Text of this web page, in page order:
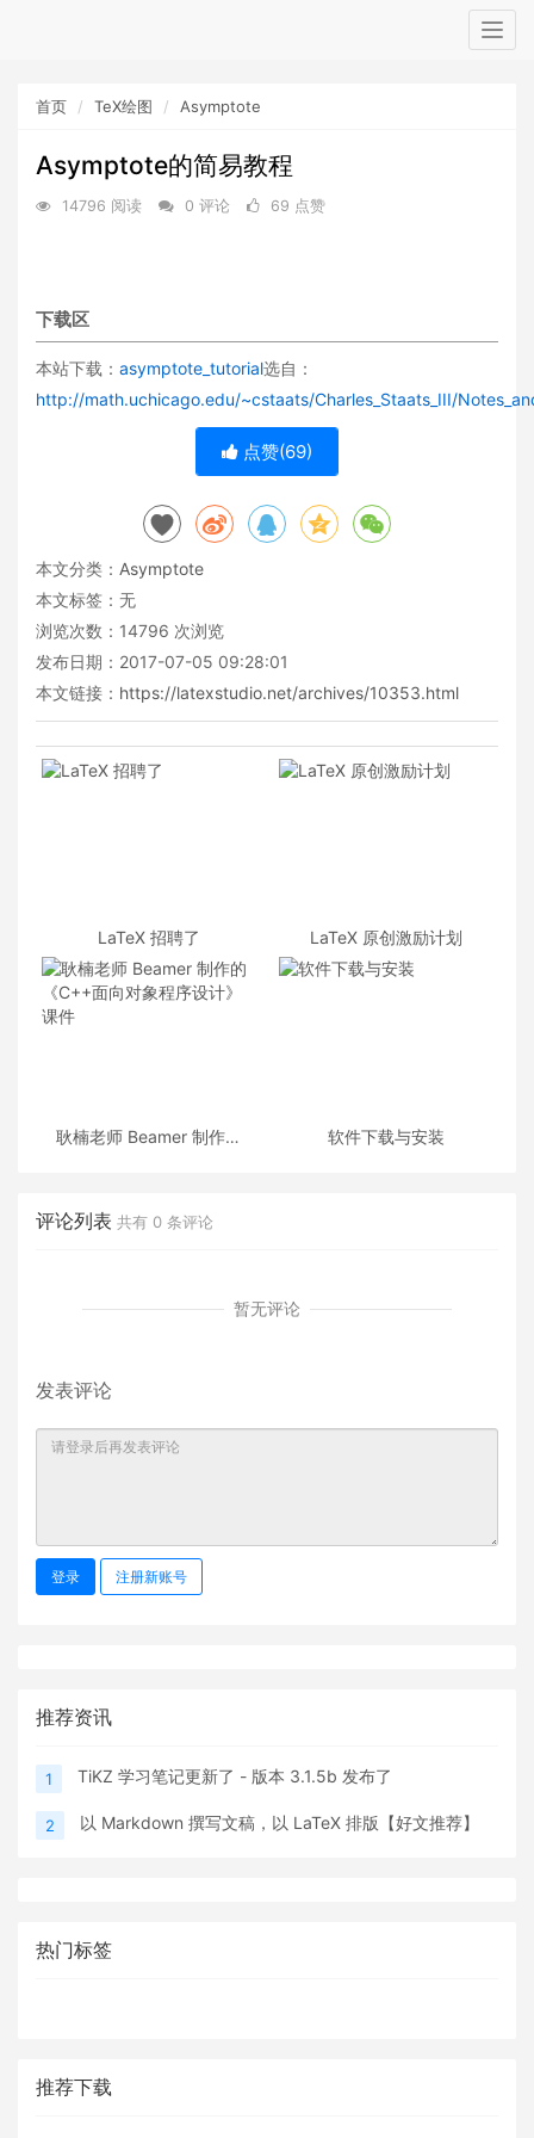
首页 TeX绘图 Asymptote
Asymptote的简易教程
14796 阅读 0 评论 69 点赞
下载区
本站下载： asymptote_tutorial选自：
http://math.uchicago.edu/~cstaats/Charles_Staats_III/
点赞(69)
本文分类： Asymptote
本文标签：无
浏览次数： 14796 次浏览
发布日期：2017-07-05 09:28:01
本文链接： https://latexstudio.net/archives/10353.html
LaTeX 招聘了 LaTeX 原创激励计划
耿楠老师 Beamer 制作的
软件下载与安装
评论列表 共有 0 条评论
暂无评论
发表评论
登录 注册新账号
推荐资讯
1 TiKZ 学习笔记更新了 - 版本 3.1.5b 发布了
2 以 Markdown 撰写文稿，以 LaTeX 排版【好文推荐】
热门标签
推荐下载